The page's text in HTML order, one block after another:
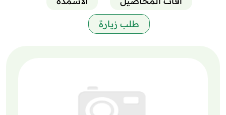
طلب زيارة